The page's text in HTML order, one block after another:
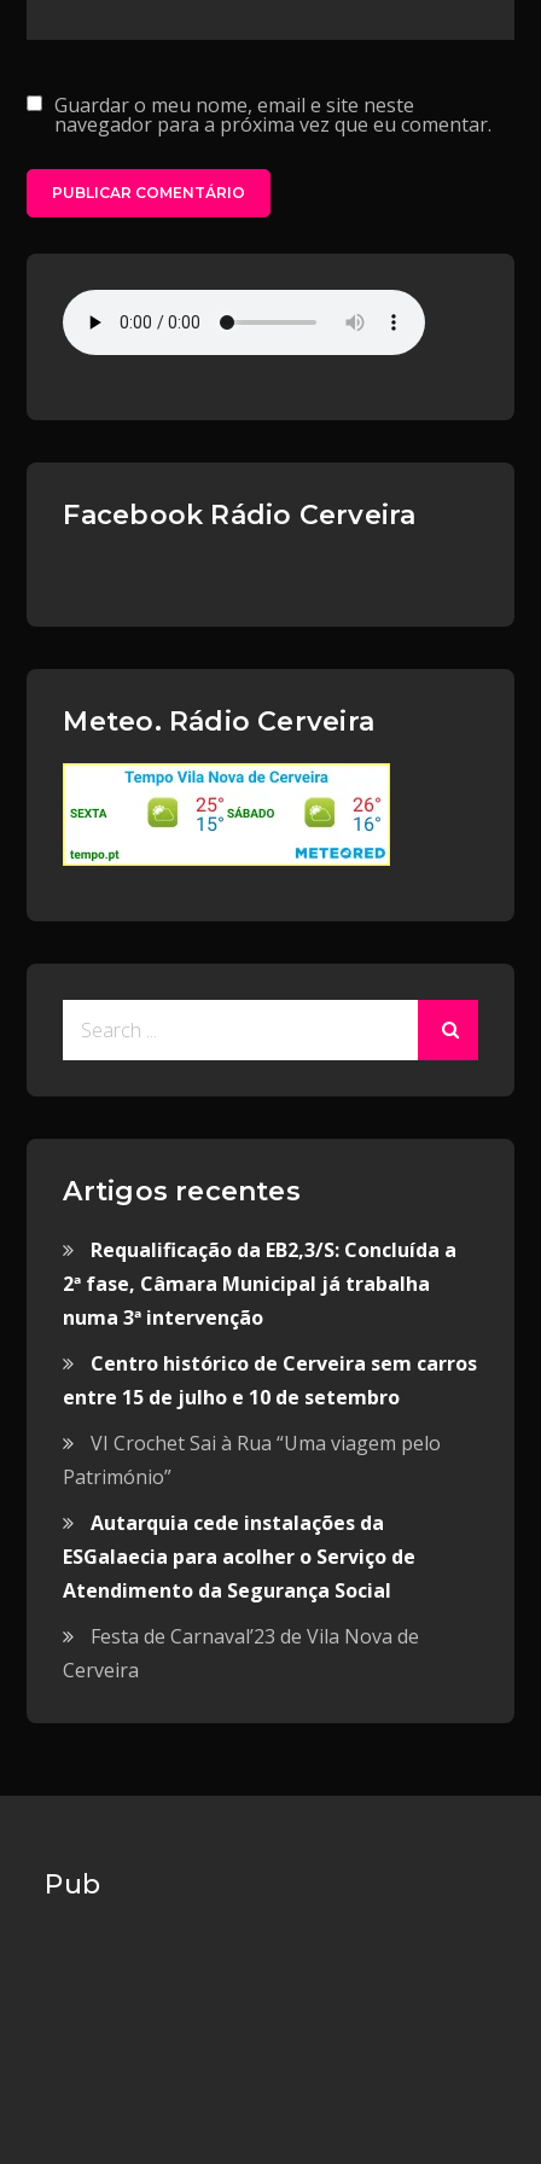
Guardar o meu nome, email e site neste
navegador para a próxima vez que eu comentar.
Facebook Rádio Cerveira
Meteo. Rádio Cerveira
Artigos recentes
Requalificação da EB2,3/S: Concluída a
2ª fase, Câmara Municipal já trabalha
numa 3ª intervenção
Centro histórico de Cerveira sem carros
entre 15 de julho e 10 de setembro
VI Crochet Sai à Rua “Uma viagem pelo
Património”
Autarquia cede instalações da
ESGalaecia para acolher o Serviço de
Atendimento da Segurança Social
Festa de Carnaval’23 de Vila Nova de
Cerveira
Pub